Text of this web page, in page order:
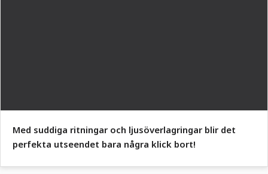
Med suddiga ritningar och ljusöverlagringar blir det
perfekta utseendet bara några klick bort!